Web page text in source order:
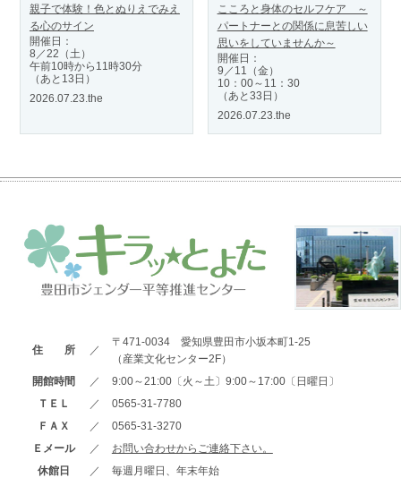
親子で体験！色とぬりえでみえ
る心のサイン
開催日：
8／22（土）
午前10時から11時30分
（あと13日）
2026.07.23.the
こころと身体のセルフケア ～
パートナーとの関係に息苦しい
思いをしていませんか～
開催日：
9／11（金）
10：00～11：30
（あと33日）
2026.07.23.the
住 所 ／
〒471-0034 愛知県豊田市小坂本町1-25
（産業文化センター2F）
開館時間
／
9:00～21:00〔火～土〕9:00～17:00〔日曜日〕
ＴＥＬ
／
0565-31-7780
ＦＡＸ
／
0565-31-3270
Ｅメール
／
お問い合わせからご連絡下さい。
休館日
／ 毎週月曜日、年末年始